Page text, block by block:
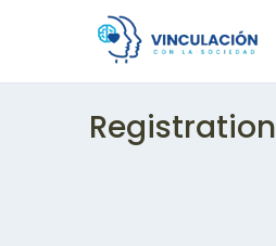
Registration